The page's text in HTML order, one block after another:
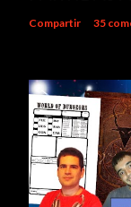
e
a
r
i
o
Compartir 35